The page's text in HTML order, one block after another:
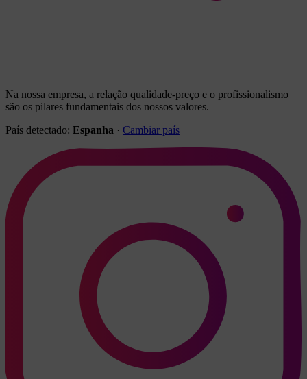
Na nossa empresa, a relação qualidade-preço e o profissionalismo
são os pilares fundamentais dos nossos valores.
País detectado: Espanha · Cambiar país